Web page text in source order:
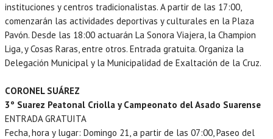
instituciones y centros tradicionalistas. A partir de las 17:00,
comenzarán las actividades deportivas y culturales en la Plaza
Pavón. Desde las 18:00 actuarán La Sonora Viajera, la Champion
Liga, y Cosas Raras, entre otros. Entrada gratuita. Organiza la
Delegación Municipal y la Municipalidad de Exaltación de la Cruz.
CORONEL SUÁREZ
3º Suarez Peatonal Criolla y Campeonato del Asado Suarense
ENTRADA GRATUITA
Fecha, hora y lugar: Domingo 21, a partir de las 07:00, Paseo del